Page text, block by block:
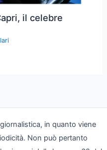
il celebre
in quanto viene
Non può pertanto